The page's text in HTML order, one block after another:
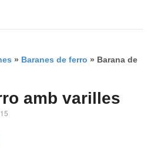
» Baranes de ferro » Barana de
amb varilles